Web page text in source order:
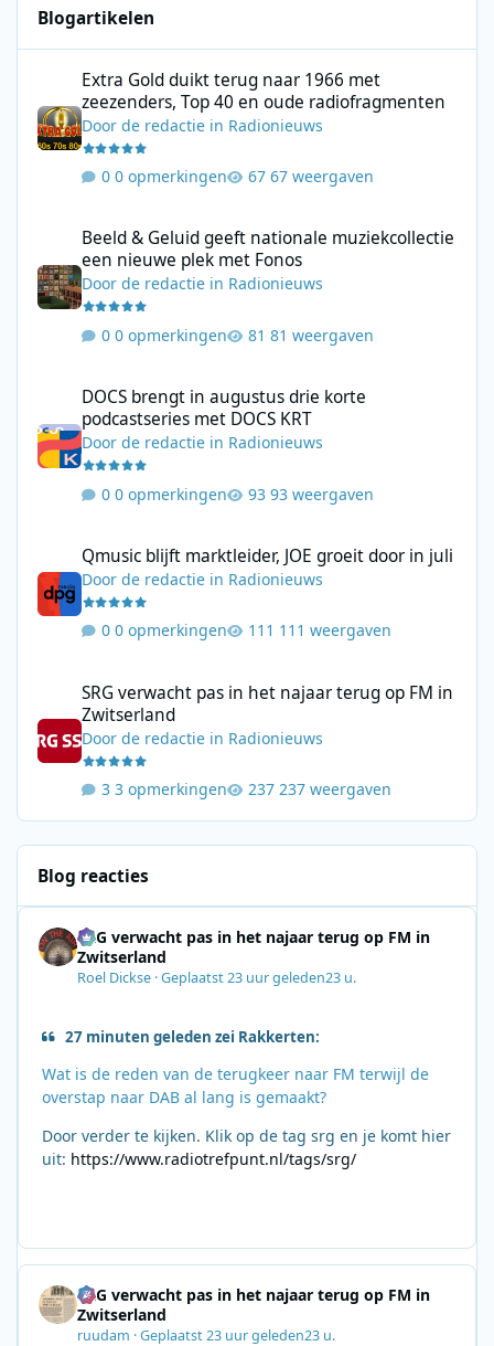
Blogartikelen
Extra Gold duikt terug naar 1966 met
zeezenders, Top 40 en oude radiofragmenten
Doorde redactie in Radionieuws
0 opmerkingen 67 weergaven
Beeld & Geluid geeft nationale muziekcollectie
een nieuwe plek met Fonos
Doorde redactie in Radionieuws
0 opmerkingen 81 weergaven
DOCS brengt in augustus drie korte
podcastseries met DOCS KRT
Doorde redactie in Radionieuws
0 opmerkingen 93 weergaven
Qmusic blijft marktleider, JOE groeit door in juli
Doorde redactie in Radionieuws
0 opmerkingen 111 weergaven
SRG verwacht pas in het najaar terug op FM in
Zwitserland
Doorde redactie in Radionieuws
3 opmerkingen 237 weergaven
Blog reacties
SRG verwacht pas in het najaar terug op FM in
Zwitserland
Roel Dickse ·Geplaatst23 uur geleden23 u.
27 minuten geleden zei Rakkerten:
Wat is de reden van de terugkeer naar FM terwijl de
overstap naar DAB al lang is gemaakt?
Door verder te kijken. Klik op de tag srg en je komt hier
uit: https://www.radiotrefpunt.nl/tags/srg/
SRG verwacht pas in het najaar terug op FM in
Zwitserland
ruudam ·Geplaatst23 uur geleden23 u.